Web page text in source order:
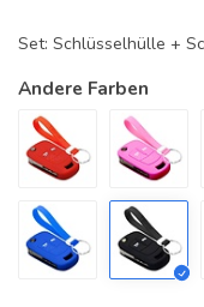
Set: Schlüsselhülle +
Andere Farben